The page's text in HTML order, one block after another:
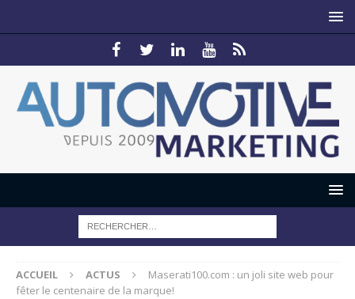
ACCUEIL ACTUS
Maserati100.com : un joli site web pour
fêter le centenaire de la marque!